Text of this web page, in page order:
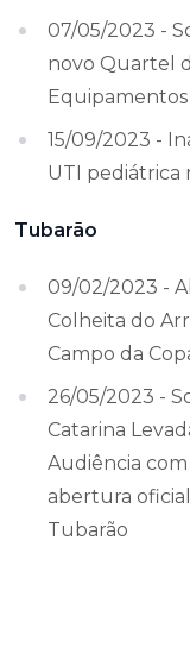
07/05/2023 -
novo Quartel
Equipamentos
15/09/2023 -
UTI pediátrica
Tubarão
09/02/2023 -
Colheita do
Campo da
26/05/2023 -
Catarina
Audiência
abertura
Tubarão